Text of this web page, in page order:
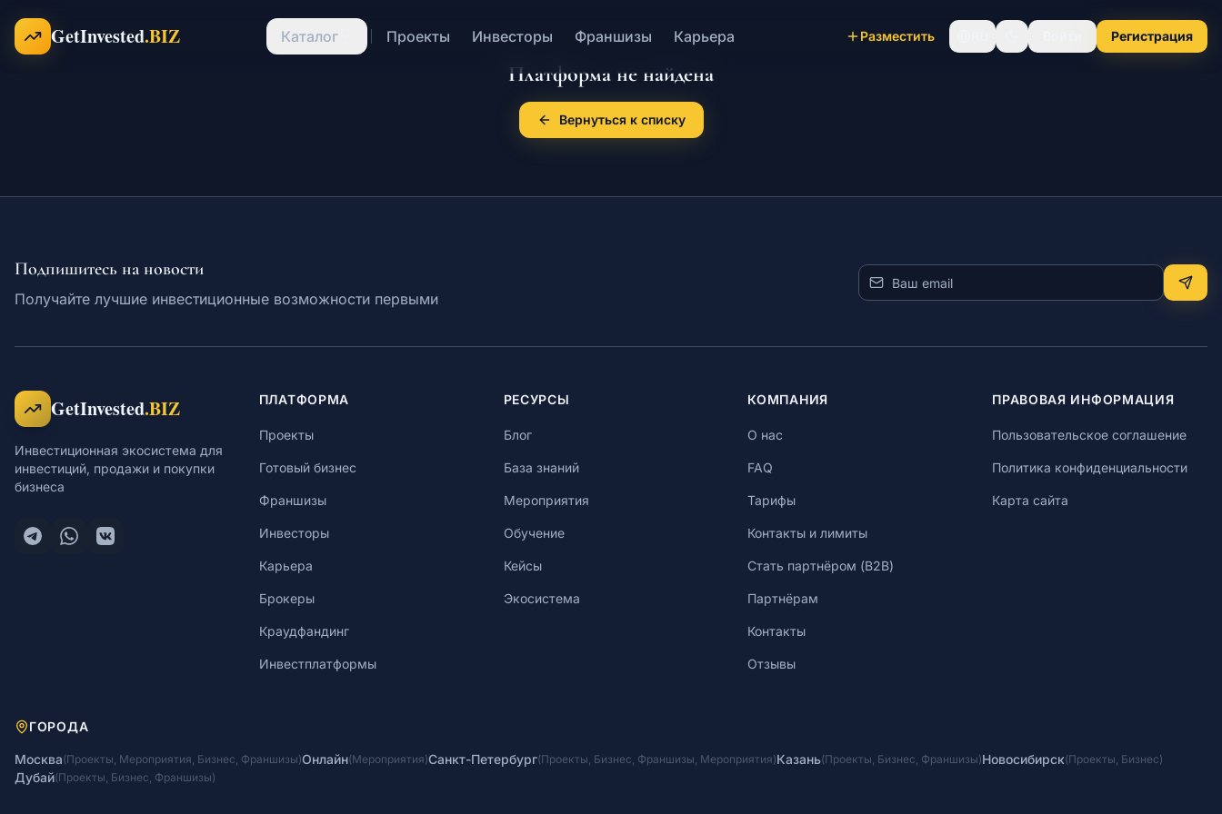
GetInvested.BIZ Каталог Проекты Инвесторы Франшизы Карьера Разместить Регистрация
Платформа не найдена
Вернуться к списку
Подпишитесь на новости
Получайте лучшие инвестиционные возможности первыми
GetInvested.BIZ
Инвестиционная экосистема для
инвестиций, продажи и покупки
бизнеса
ПЛАТФОРМА
Проекты
Готовый бизнес
Франшизы
Инвесторы
Карьера
Брокеры
Краудфандинг
Инвестплатформы
РЕСУРСЫ
Блог
База знаний
Мероприятия
Обучение
Кейсы
Экосистема
КОМПАНИЯ
О нас
FAQ
Тарифы
Контакты и лимиты
Стать партнёром (B2B)
Партнёрам
Контакты
Отзывы
ПРАВОВАЯ ИНФОРМАЦИЯ
Пользовательское соглашение
Политика конфиденциальности
Карта сайта
ГОРОДА
Москва(Проекты, Мероприятия, Бизнес, Франшизы)Онлайн(Мероприятия)Санкт-Петербург(Проекты, Бизнес, Франшизы, Мероприятия)Казань(Проекты, Бизнес, Франшизы)Новосибирск(Проекты, Бизнес)
Дубай(Проекты, Бизнес, Франшизы)